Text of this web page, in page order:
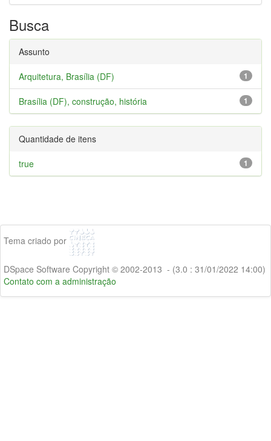
Busca
Assunto
1
Arquitetura, Brasília (DF)
1
Brasília (DF), construção, história
Quantidade de itens
1
true
Tema criado por
DSpace Software Copyright © 2002-2013 - (3.0 : 31/01/2022 14:00)
Contato com a administração